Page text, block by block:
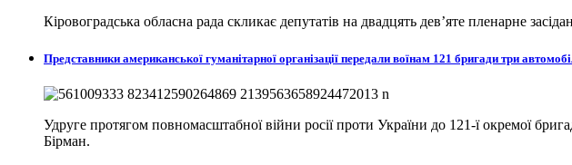
Кіровоградська обласна рада скликає депутатів на двадцять дев’яте пленарне
Представники американської гуманітарної організації передали воїнам 121 бригади три
Удруге протягом повномасштабної війни росії проти України до 121-ї окремої
Бірман.